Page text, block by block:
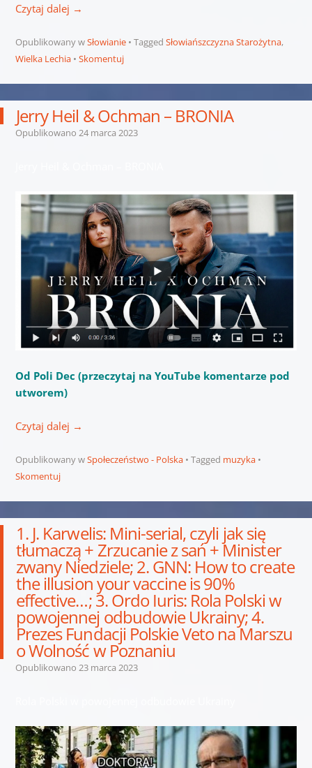
Czytaj dalej →
Opublikowany wSłowianie Tagged Słowiańszczyzna Starożytna,
Wielka Lechia
Skomentuj
Jerry Heil & Ochman – BRONIA
Opublikowano 24 marca 2023
Od Poli Dec (przeczytaj na YouTube komentarze pod
utworem)
Czytaj dalej →
Opublikowany wSpołeczeństwo - Polska Tagged muzyka
Skomentuj
1. J. Karwelis: Mini-serial, czyli jak się
tłumaczą + Zrzucanie z sań + Minister
zwany Niedziele; 2. GNN: How to create
the illusion your vaccine is 90%
effective…; 3. Ordo Iuris: Rola Polski w
powojennej odbudowie Ukrainy; 4.
Prezes Fundacji Polskie Veto na Marszu
o Wolność w Poznaniu
Opublikowano 23 marca 2023